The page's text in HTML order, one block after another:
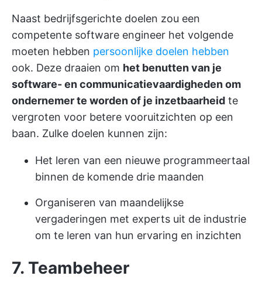
Naast bedrijfsgerichte doelen zou een
competente software engineer het volgende
moeten hebben persoonlijke doelen hebben
ook. Deze draaien om het benutten van je
software- en communicatievaardigheden om
ondernemer te worden of je inzetbaarheid te
vergroten voor betere vooruitzichten op een
baan. Zulke doelen kunnen zijn:
Het leren van een nieuwe programmeertaal
binnen de komende drie maanden
Organiseren van maandelijkse
vergaderingen met experts uit de industrie
om te leren van hun ervaring en inzichten
7. Teambeheer